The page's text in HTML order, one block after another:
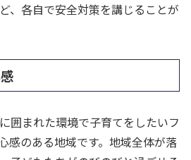
、各自で安全対策を講じることが
囲まれた環境で子育てをしたいフ
感のある地域です。地域全体が落